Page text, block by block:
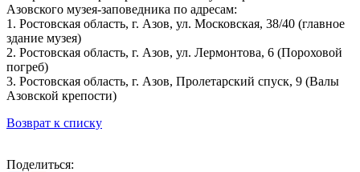
Азовского музея-заповедника по адресам:
1. Ростовская область, г. Азов, ул. Московская, 38/40 (главное
здание музея)
2. Ростовская область, г. Азов, ул. Лермонтова, 6 (Пороховой
погреб)
3. Ростовская область, г. Азов, Пролетарский спуск, 9 (Валы
Азовской крепости)
Возврат к списку
Поделиться: